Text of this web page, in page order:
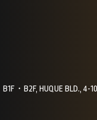
B1F・B2F, HUQUE BLD., 4-